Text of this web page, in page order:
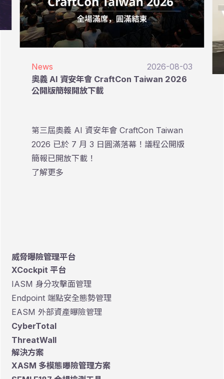
News
2026-08-03
奧義 AI 資安年會 CraftCon Taiwan 2026
公開版簡報開放下載
第三屆奧義 AI 資安年會 CraftCon Taiwan
2026 已於 7 月 3 日圓滿落幕！議程公開版
簡報已開放下載！
了解更多
威脅曝險管理平台
XCockpit 平台
IASM 身分攻擊面管理
Endpoint 端點安全態勢管理
EASM 外部資產曝險管理
CyberTotal
ThreatWall
解決方案
XASM 多模態曝險管理方案